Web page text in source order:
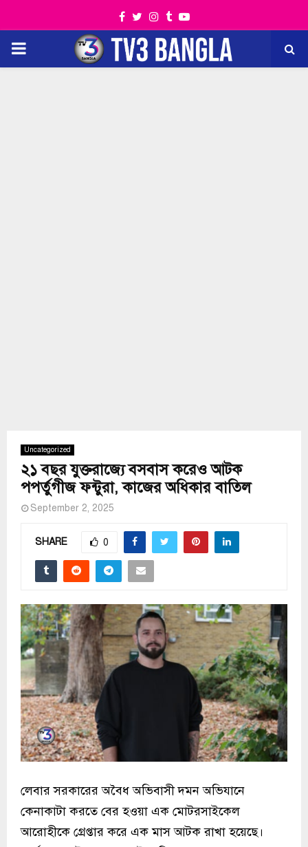
Facebook
TwitterInstagram
TumblrYoutube
PRIMARY
Uncategorized
২১ বছর যুক্তরাজ্যে বসবাস করেও আটক
পপর্তুগীজ ফন্টুরা, কাজের অধিকার বাতিল
September 2, 2025
SHARE 0
লেবার সরকারের অবৈধ অভিবাসী দমন অভিযানে
কেনাকাটা করতে বের হওয়া এক মোটরসাইকেল
আরোহীকে গ্রেপ্তার করে এক মাস আটক রাখা হয়েছে।